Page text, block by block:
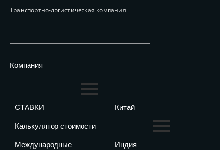
Транспортно-логистическая компания
Компания
СТАВКИ
Калькулятор стоимости
Международные
Китай
Индия